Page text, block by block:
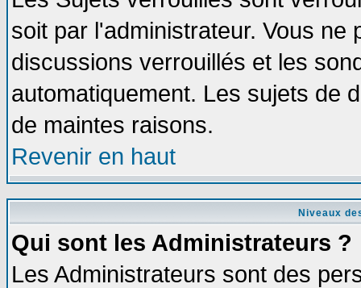
soit par l'administrateur. Vous
discussions verrouillés et les
automatiquement. Les sujets de
de maintes raisons.
Revenir en haut
Niveaux
Qui sont les Administrateurs ?
Les Administrateurs sont des